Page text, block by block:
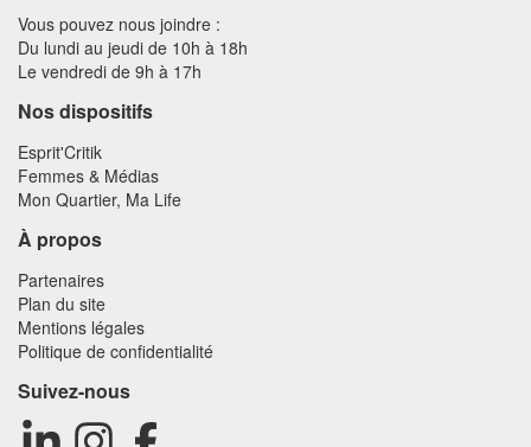
Vous pouvez nous joindre :
Du lundi au jeudi de 10h à 18h
Le vendredi de 9h à 17h
Nos dispositifs
Esprit'Critik
Femmes & Médias
Mon Quartier, Ma Life
À propos
Partenaires
Plan du site
Mentions légales
Politique de confidentialité
Suivez-nous